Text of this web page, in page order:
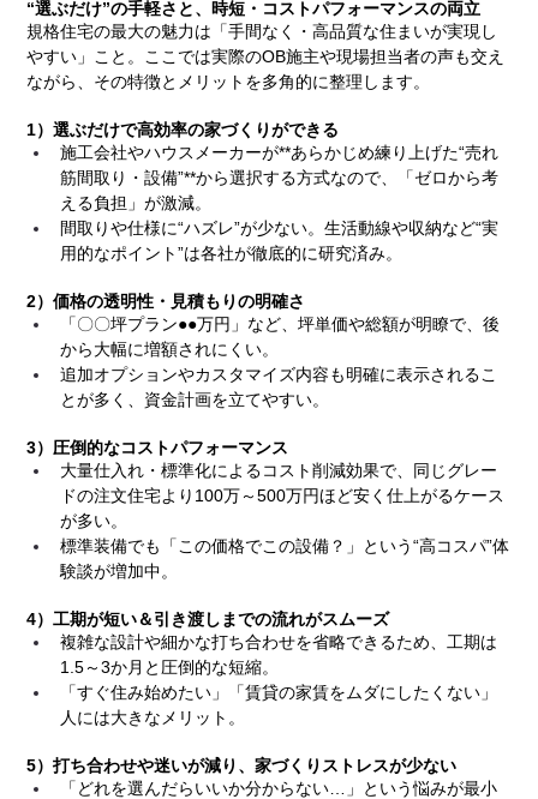
“選ぶだけ”の手軽さと、時短・コストパフォーマンスの両立
規格住宅の最大の魅力は「手間なく・高品質な住まいが実現し
やすい」こと。ここでは実際のOB施主や現場担当者の声も交え
ながら、その特徴とメリットを多角的に整理します。
1）選ぶだけで高効率の家づくりができる
施工会社やハウスメーカーが**あらかじめ練り上げた“売れ
筋間取り・設備”**から選択する方式なので、「ゼロから考
える負担」が激減。
間取りや仕様に“ハズレ”が少ない。生活動線や収納など“実
用的なポイント”は各社が徹底的に研究済み。
2）価格の透明性・見積もりの明確さ
「〇〇坪プラン●●万円」など、坪単価や総額が明瞭で、後
から大幅に増額されにくい。
追加オプションやカスタマイズ内容も明確に表示されるこ
とが多く、資金計画を立てやすい。
3）圧倒的なコストパフォーマンス
大量仕入れ・標準化によるコスト削減効果で、同じグレー
ドの注文住宅より100万～500万円ほど安く仕上がるケース
が多い。
標準装備でも「この価格でこの設備？」という“高コスパ”体
験談が増加中。
4）工期が短い＆引き渡しまでの流れがスムーズ
複雑な設計や細かな打ち合わせを省略できるため、工期は
1.5～3か月と圧倒的な短縮。
「すぐ住み始めたい」「賃貸の家賃をムダにしたくない」
人には大きなメリット。
5）打ち合わせや迷いが減り、家づくりストレスが少ない
「どれを選んだらいいか分からない…」という悩みが最小